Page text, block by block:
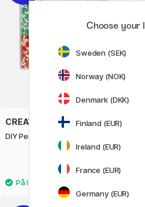
CREATIV COMPANY
DIY Perlesett Sukkertøy
125 KR
179 KR
Choose your
Sweden (SEK)
Norway (NOK)
Denmark (DKK)
Finland (EUR)
Ireland (EUR)
France (EUR)
Germany (EUR)